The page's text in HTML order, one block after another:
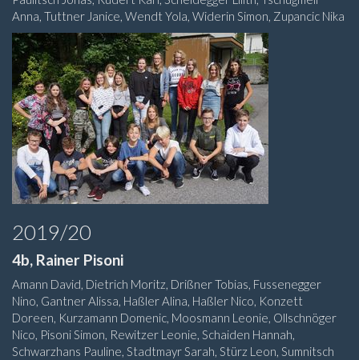
Anna, Tuttner Janice, Wendt Yola, Widerin Simon, Zupancic Nika
2019/20
4b, Rainer Pisoni
Amann David, Dietrich Moritz, Drißner Tobias, Fussenegger
Nino, Gantner Alissa, Haßler Alina, Haßler Nico, Konzett
Doreen, Kurzamann Domenic, Moosmann Leonie, Ollschnöger
Nico, Pisoni Simon, Rewitzer Leonie, Schaiden Hannah,
Schwarzhans Pauline, Stadtmayr Sarah, Stürz Leon, Sumnitsch